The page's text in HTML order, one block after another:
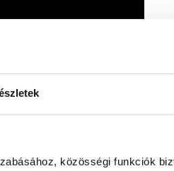
közösségi funkciók